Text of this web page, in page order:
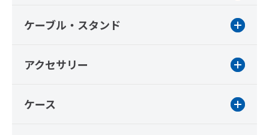
ケーブル・スタンド
アクセサリー
ケース